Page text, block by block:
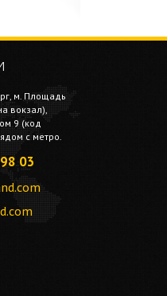
м. Площадь
вокзал),
9 (код
с метро.
03